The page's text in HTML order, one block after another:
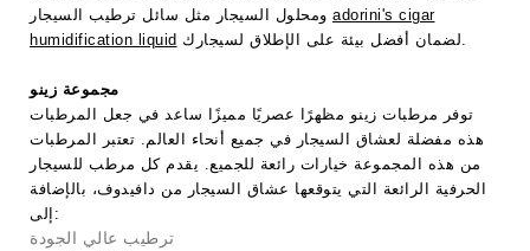
adorini's cigar
humidification liquid
مجموعة زينو
توفر مرطبات زينو مظهرًا عصريًا مميزًا ساعد في جعل المرطبات
هذه مفضلة لعشاق السيجار في جميع أنحاء العالم. تعتبر المرطبات
من هذه المجموعة خيارات رائعة للجميع. يقدم كل مرطب للسيجار
الحرفية الرائعة التي يتوقعها عشاق السيجار من دافيدوف، بالإضافة
إلى:
ترطيب عالي الجودة